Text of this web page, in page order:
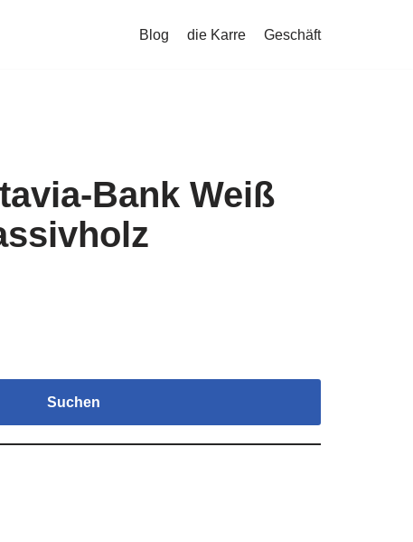
Blog die Karre Geschäft
Bank Weiß
Suchen